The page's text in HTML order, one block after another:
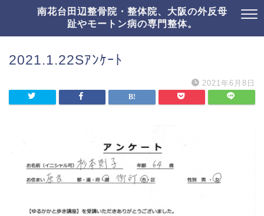
南花台田辺整骨院・整体院、大阪の外反母
趾やモートン病の専門整体。
2021.1.22Sｱﾝｹｰﾄ
2021年6月8日